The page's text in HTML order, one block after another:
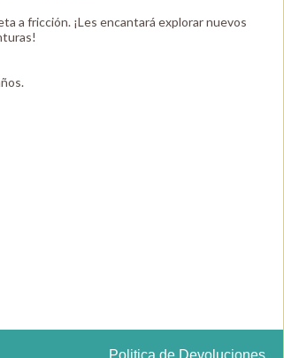
a fricción. ¡Les encantará explorar nuevos